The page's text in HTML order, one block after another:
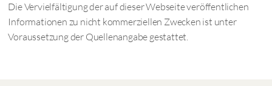
Die Vervielfältigung der auf dieser Webseite veröffentlichen
Informationen zu nicht kommerziellen Zwecken ist unter
Voraussetzung der Quellenangabe gestattet.